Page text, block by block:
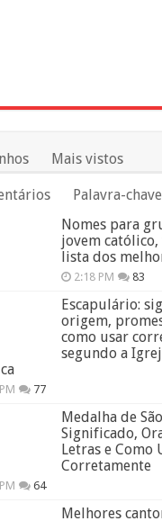
Mais vistos
Palavra-chave
Nomes para
jovem católico,
lista dos
2:18 PM 83
Escapulário:
origem,
como usar
segundo a
77
Medalha de
Significado,
Letras e Como
Corretamente
64
Melhores